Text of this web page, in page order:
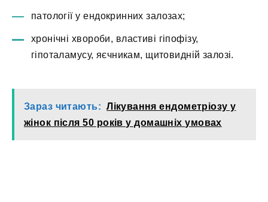
патології у ендокринних залозах;
хронічні хвороби, властиві гіпофізу,
гіпоталамусу, яєчникам, щитовидній залозі.
Зараз читають: Лікування ендометріозу у
жінок після 50 років у домашніх умовах